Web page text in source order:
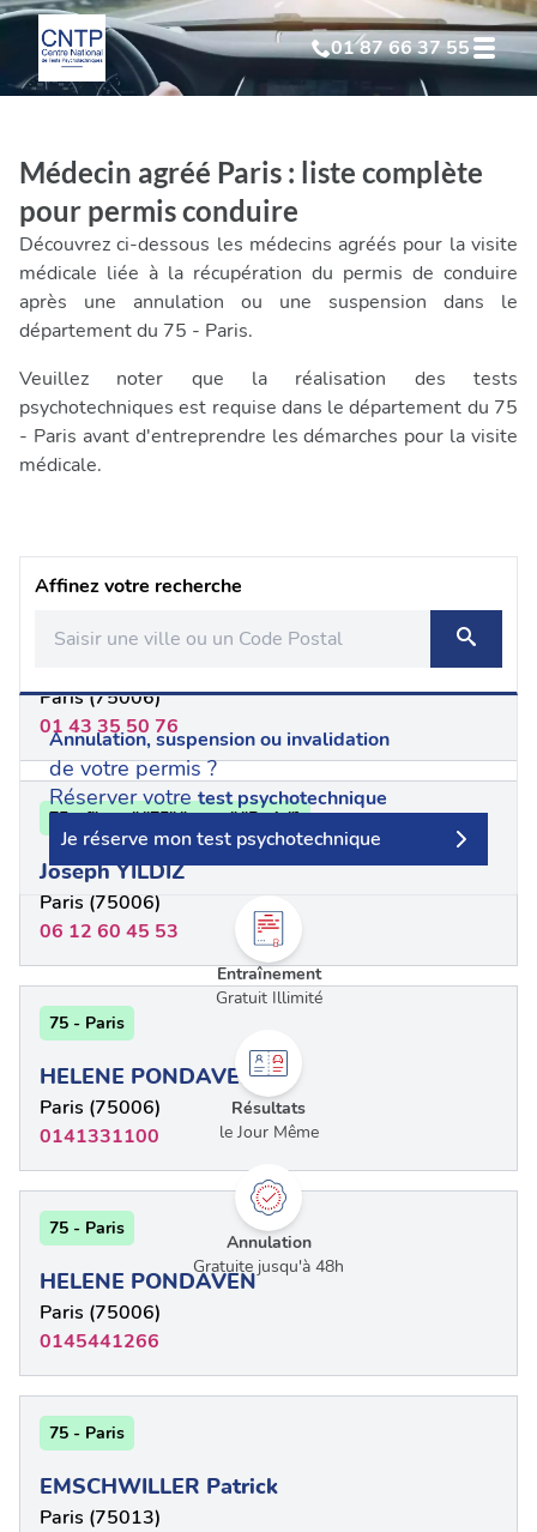
01 87 66 37 55
Test Psychotechnique suite à annulation
Test Psychotechniquesuite à invalidation
Test Psychotechnique
Médecin agréé Paris : liste complète
pour permis conduire
Découvrez ci-dessous les médecins agréés pour la visite
médicale liée à la récupération du permis de conduire
après une annulation ou une suspension dans le
département du 75 - Paris.
Veuillez noter que la réalisation des tests
psychotechniques est requise dans le département du 75
- Paris avant d'entreprendre les démarches pour la visite
médicale.
Affinez votre recherche
Annulation, suspension ou invalidation
de votre permis ?
Réserver votretest psychotechnique
Je réserve mon test psychotechnique
Entraînement
Gratuit Illimité
Résultats
le Jour Même
Annulation
Gratuite jusqu'à 48h
Paris (75006)
01 43 35 50 76
75 - {"num":"75","name":"Paris"}
Joseph YILDIZ
Paris (75006)
06 12 60 45 53
75 - Paris
HELENE PONDAVEN
Paris (75006)
0141331100
75 - Paris
HELENE PONDAVEN
Paris (75006)
0145441266
75 - Paris
EMSCHWILLER Patrick
Paris (75013)